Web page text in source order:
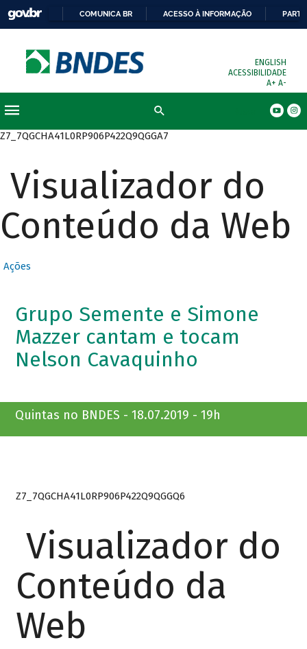
COMUNICA BR ACESSO À INFORMAÇÃO
ENGLISH
ACESSIBILIDADE
A+ A-
Z7_7QGCHA41L0RP906P422Q9QGGA7
Visualizador do
Conteúdo da Web
Ações
Grupo Semente e Simone
Mazzer cantam e tocam
Nelson Cavaquinho
Quintas no BNDES - 18.07.2019 - 19h
Z7_7QGCHA41L0RP906P422Q9QGGQ6
Visualizador do
Conteúdo da
Web